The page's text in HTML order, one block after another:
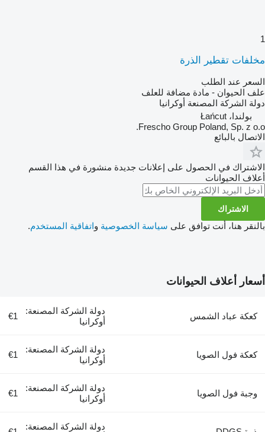
1
مخلفات تقطير الذرة
السعر عند الطلب
علف الحيوان - مادة مضافة للعلف
دولة الشركة المصنعة أوكرانيا
بولندا، Łańcut
Frescho Group Poland, Sp. z o.o.
الاتصال بالبائع
الاشتراك في الحصول على إعلانات جديدة منشورة في هذا القسم
أعلاف الحيوانات
الاشتراك
بالنقر هنا، أنت توافق على سياسة الخصوصية واتفاقية المستخدم.
أسعار أعلاف الحيوانات
كعكة عباد الشمس
دولة الشركة المصنعة:
أوكرانيا
€1
كعكة فول الصويا
دولة الشركة المصنعة:
أوكرانيا
€1
وجبة فول الصويا
دولة الشركة المصنعة:
أوكرانيا
€1
دولة الشركة المصنعة: